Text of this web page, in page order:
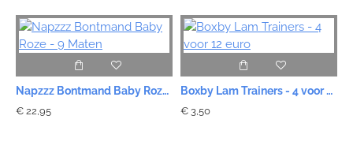
Napzzz Bontmand Baby Roze - 9 Maten
€ 22,95
Boxby Lam Trainers - 4 voor 12 euro
€ 3,50